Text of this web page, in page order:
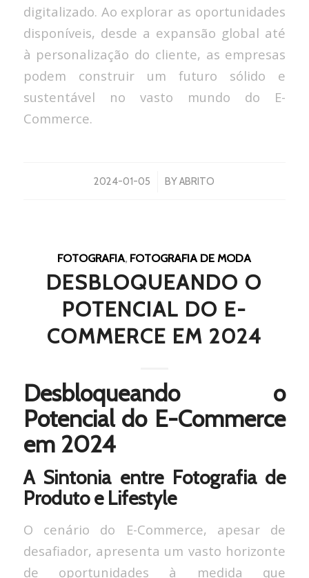
digitalizado. Ao explorar as oportunidades
disponíveis, desde a expansão global até
à personalização do cliente, as empresas
podem construir um futuro sólido e
sustentável no vasto mundo do E-
Commerce.
2024-01-05
/ BYABRITO
FOTOGRAFIA, FOTOGRAFIA DE MODA
DESBLOQUEANDO O
POTENCIAL DO E-
COMMERCE EM 2024
Desbloqueando o
Potencial do E-Commerce
em 2024
A Sintonia entre Fotografia de
Produto e Lifestyle
O cenário do E-Commerce, apesar de
desafiador, apresenta um vasto horizonte
de oportunidades à medida que